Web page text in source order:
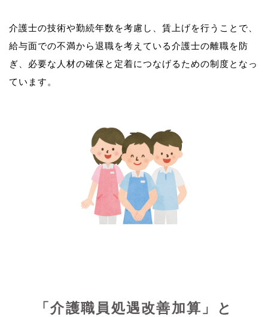
介護士の技術や勤続年数を考慮し、賃上げを行うことで、
給与面での不満から退職を考えている介護士の離職を防
ぎ、必要な人材の確保と定着につなげるための制度となっ
ています。
「介護職員処遇改善加算」と